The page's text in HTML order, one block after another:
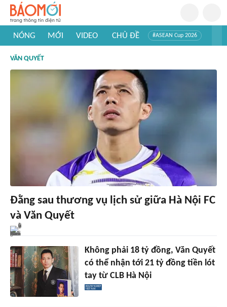
NÓNG MỚI VIDEO CHỦ ĐỀ #ASEAN Cup 2026
#Khám phá thế giới
VĂN QUYẾT
Đằng sau thương vụ lịch sử giữa Hà Nội FC
và Văn Quyết
Không phải 18 tỷ đồng, Văn Quyết
có thể nhận tới 21 tỷ đồng tiền lót
tay từ CLB Hà Nội